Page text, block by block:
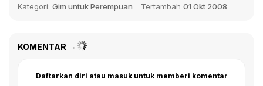
Kategori: Gim untuk Perempuan Tertambah 01 Okt 2008
KOMENTAR
Daftarkan diri atau masuk untuk memberi komentar